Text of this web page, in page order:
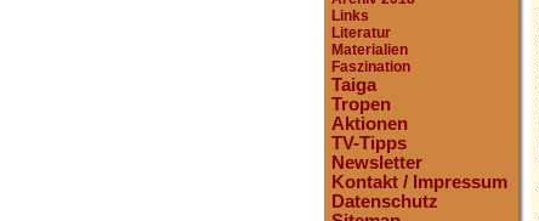
Links
Literatur
Materialien
Faszination
Taiga
Tropen
Aktionen
TV-Tipps
Newsletter
Kontakt / Impressum
Datenschutz